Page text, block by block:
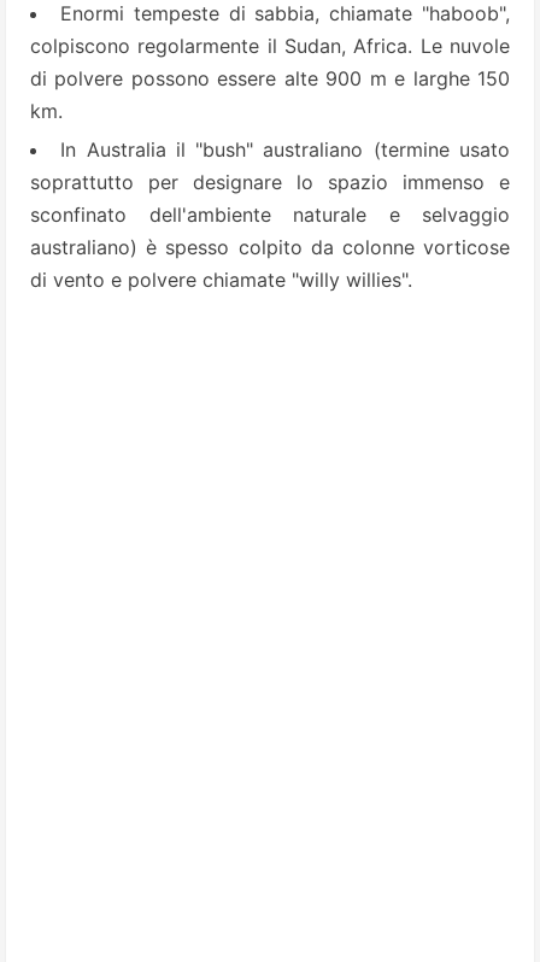
Enormi tempeste di sabbia, chiamate "haboob",
colpiscono regolarmente il Sudan, Africa. Le nuvole
di polvere possono essere alte 900 m e larghe 150
km.
In Australia il "bush" australiano (termine usato
soprattutto per designare lo spazio immenso e
sconfinato dell'ambiente naturale e selvaggio
australiano) è spesso colpito da colonne vorticose
di vento e polvere chiamate "willy willies".